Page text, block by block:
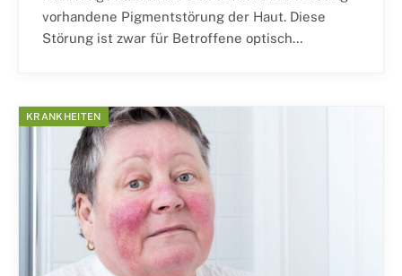
vorhandene Pigmentstörung der Haut. Diese
Störung ist zwar für Betroffene optisch…
KRANKHEITEN